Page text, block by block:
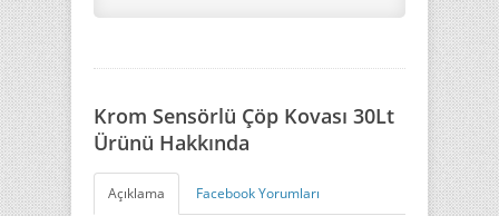
Krom Sensörlü Çöp Kovası 30Lt
Ürünü Hakkında
Açıklama Facebook Yorumları